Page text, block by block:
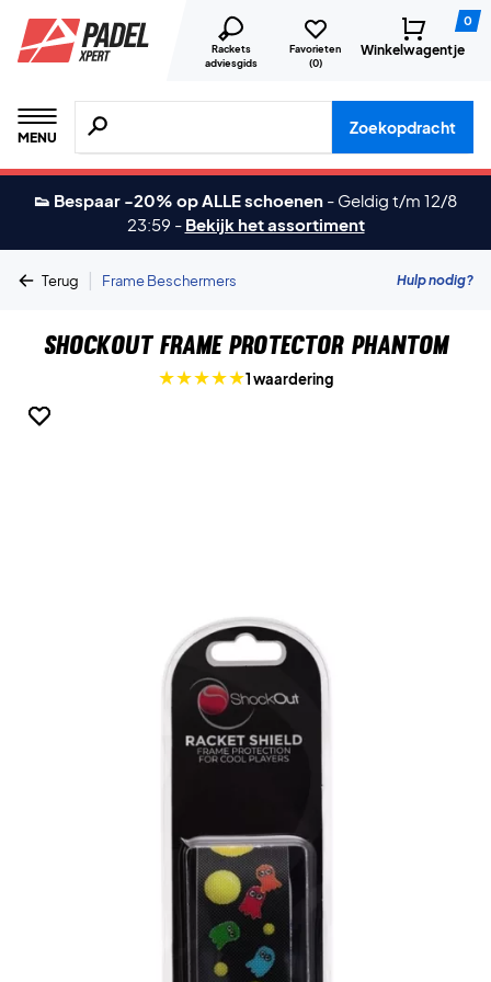
Rackets
adviesgids
Favorieten
(0)
0
Winkelwagentje
MENU
Zoeken naar producten, merken etc.
Zoekopdracht
👟 Bespaar -20% op ALLE schoenen - Geldig t/m 12/8
23:59 - Bekijk het assortiment
Terug | Frame Beschermers Hulp nodig?
ShockOut Frame Protector Phantom
1 waardering